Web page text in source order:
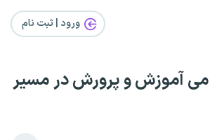
ورود | ثبت‌ نام
آموزش و پرورش در مسیر